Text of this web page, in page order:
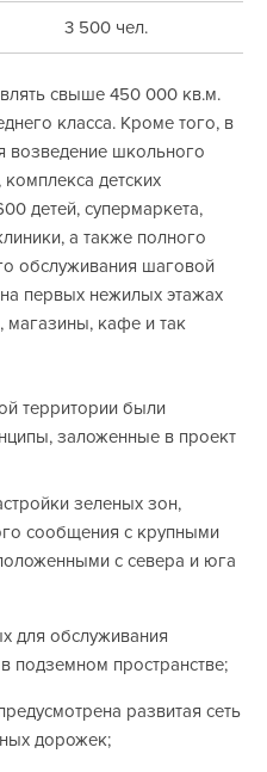
3 500 чел.
свыше 450 000 кв.м.
класса. Кроме того, в
возведение школьного
детских
детей, супермаркета,
а также полного
обслуживания шаговой
первых нежилых этажах
магазины, кафе и так
территории были
заложенные в проект
зеленых зон,
сообщения с крупными
с севера и юга
для обслуживания
подземном пространстве;
развитая сеть
дорожек;